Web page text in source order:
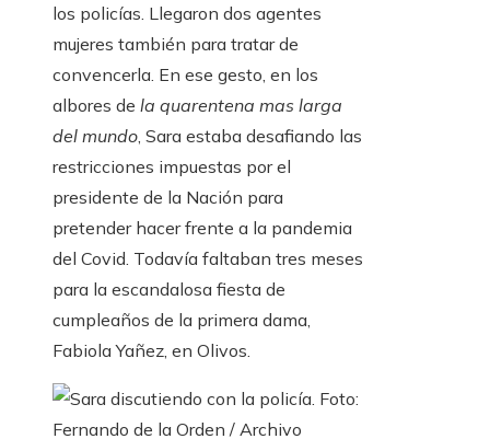
los policías. Llegaron dos agentes
mujeres también para tratar de
convencerla. En ese gesto, en los
albores de la quarentena mas larga
del mundo , Sara estaba desafiando las
restricciones impuestas por el
presidente de la Nación para
pretender hacer frente a la pandemia
del Covid. Todavía faltaban tres meses
para la escandalosa fiesta de
cumpleaños de la primera dama,
Fabiola Yañez, en Olivos.